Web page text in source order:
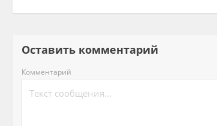
Оставить комментарий
Комментарий